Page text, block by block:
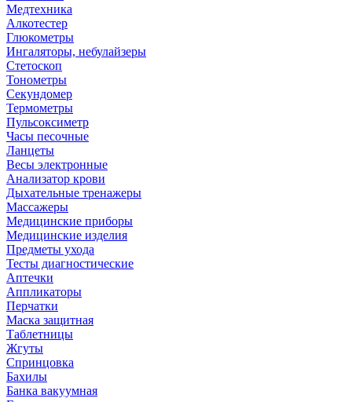
Медтехника
Алкотестер
Глюкометры
Ингаляторы, небулайзеры
Стетоскоп
Тонометры
Секундомер
Термометры
Пульсоксиметр
Часы песочные
Ланцеты
Весы электронные
Анализатор крови
Дыхательные тренажеры
Массажеры
Медицинские приборы
Медицинские изделия
Предметы ухода
Тесты диагностические
Аптечки
Аппликаторы
Перчатки
Маска защитная
Таблетницы
Жгуты
Спринцовка
Бахилы
Банка вакуумная